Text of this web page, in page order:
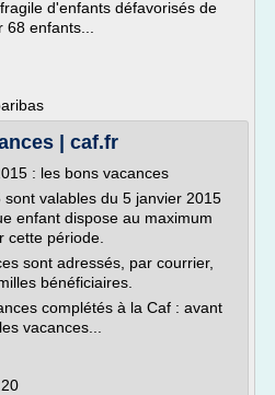
d'enfants défavorisés de
enfants...
| caf.fr
: les bons vacances
valables du 5 janvier 2015
enfant dispose au maximum
cette période.
sont adressés, par courrier,
bénéficiaires.
complétés à la Caf : avant
vacances...